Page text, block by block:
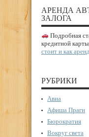
АРЕНДА
ЗАЛОГА
Подробная
кредитной
стоит и как
РУБРИКИ
Авиа
Афиша Праги
Бюрократия
Вокруг света